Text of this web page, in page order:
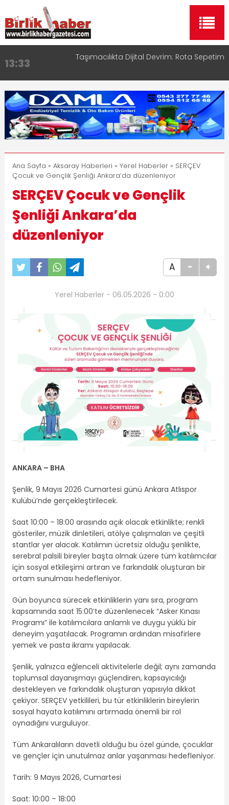
13:33 Taşımacılıkta Dijital Devrim: Rota Sepetim
17:15
Aksaray OSB Bölge Müdürü Makam Koltuğunu
Çocuklara Bıraktı
16:00
Aksaray Esnaf Rehberi ile Google ve Yapay Zeka
Aramalarında Öne Çıkın
8:23 Aksaray Esnaf Rehberi Hizmete Girdi
11:30
Birlikhaber.com Yayın Hayatına Başladı | Hızlı ve
Akıllı Haber Platformu
Ana Sayfa » Aksaray Haberleri » Yerel Haberler» SERÇEV
Çocuk ve Gençlik Şenliği Ankara’da düzenleniyor
SERÇEV Çocuk ve Gençlik
Şenliği Ankara’da
düzenleniyor
A - +
Yerel Haberler - 06.05.2026 - 0:00
ANKARA – BHA
Şenlik, 9 Mayıs 2026 Cumartesi günü Ankara Atlıspor
Kulübü’nde gerçekleştirilecek.
Saat 10:00 – 18:00 arasında açık olacak etkinlikte; renkli
gösteriler, müzik dinletileri, atölye çalışmaları ve çeşitli
stantlar yer alacak. Katılımın ücretsiz olduğu şenlikte,
serebral palsili bireyler başta olmak üzere tüm katılımcılar
için sosyal etkileşimi artıran ve farkındalık oluşturan bir
ortam sunulması hedefleniyor.
Gün boyunca sürecek etkinliklerin yanı sıra, program
kapsamında saat 15:00’te düzenlenecek “Asker Kınası
Programı” ile katılımcılara anlamlı ve duygu yüklü bir
deneyim yaşatılacak. Programın ardından misafirlere
yemek ve pasta ikramı yapılacak.
Şenlik, yalnızca eğlenceli aktivitelerle değil; aynı zamanda
toplumsal dayanışmayı güçlendiren, kapsayıcılığı
destekleyen ve farkındalık oluşturan yapısıyla dikkat
çekiyor. SERÇEV yetkilileri, bu tür etkinliklerin bireylerin
sosyal hayata katılımını artırmada önemli bir rol
oynadığını vurguluyor.
Tüm Ankaralıların davetli olduğu bu özel günde, çocuklar
ve gençler için unutulmaz anlar yaşanması hedefleniyor.
Tarih: 9 Mayıs 2026, Cumartesi
Saat: 10:00 – 18:00